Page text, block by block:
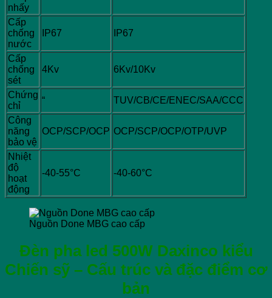
nhấy
Cấp
chống
nước
IP67 IP67
Cấp
chống
sét
4Kv 6Kv/10Kv
Chứng
chỉ
“
TUV/CB/CE/ENEC/SAA/CCC
Công
năng
bảo vệ
OCP/SCP/OCP OCP/SCP/OCP/OTP/UVP
Nhiệt
độ
hoạt
động
-40-55°C -40-60°C
Nguồn Done MBG cao cấp
Đèn pha led 500W Daxinco kiểu
Chiến sỹ – Cấu trúc và đặc điểm cơ
bản